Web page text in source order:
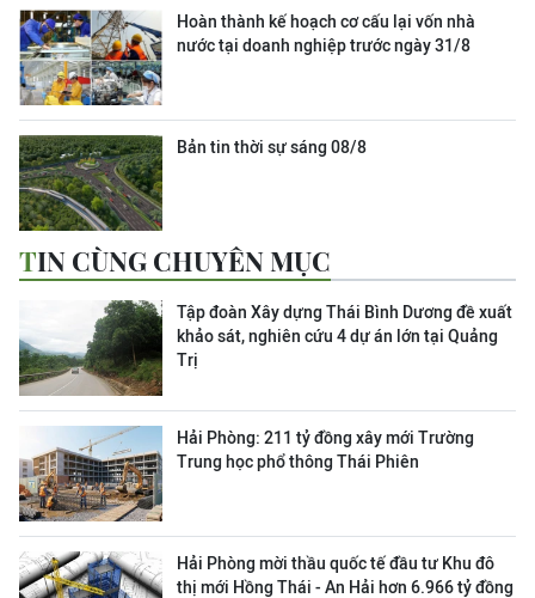
Hoàn thành kế hoạch cơ cấu lại vốn nhà
nước tại doanh nghiệp trước ngày 31/8
Bản tin thời sự sáng 08/8
TIN CÙNG CHUYÊN MỤC
Tập đoàn Xây dựng Thái Bình Dương đề xuất
khảo sát, nghiên cứu 4 dự án lớn tại Quảng
Trị
Hải Phòng: 211 tỷ đồng xây mới Trường
Trung học phổ thông Thái Phiên
Hải Phòng mời thầu quốc tế đầu tư Khu đô
thị mới Hồng Thái - An Hải hơn 6.966 tỷ đồng